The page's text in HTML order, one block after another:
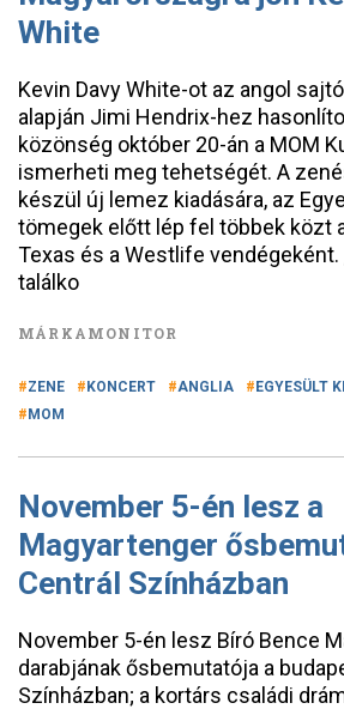
White
Kevin Davy White-ot az angol
alapján Jimi Hendrix-hez
közönség október 20-án a MOM
ismerheti meg tehetségét. A
készül új lemez kiadására, az
tömegek előtt lép fel többek közt
Texas és a Westlife vendégeként.
találko
MÁRKAMONITOR
ZENE KONCERT ANGLIA EGYESÜLT
MOM
November 5-én lesz a
Magyartenger
Centrál Színházban
November 5-én lesz Bíró Bence
darabjának ősbemutatója a
Színházban; a kortárs családi